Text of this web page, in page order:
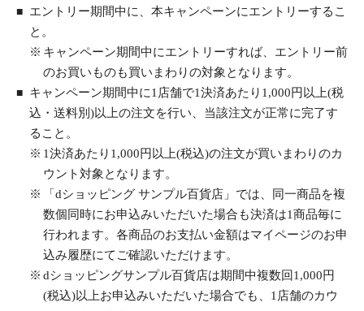
エントリー期間中に、本キャンペーンにエントリーするこ
と。
キャンペーン期間中にエントリーすれば、エントリー前
のお買いものも買いまわりの対象となります。
キャンペーン期間中に1店舗で1決済あたり1,000円以上(税
込・送料別)以上の注文を行い、当該注文が正常に完了す
ること。
1決済あたり1,000円以上(税込)の注文が買いまわりのカ
ウント対象となります。
「dショッピング サンプル百貨店」では、同一商品を複
数個同時にお申込みいただいた場合も決済は1商品毎に
行われます。各商品のお支払い金額はマイページのお申
込み履歴にてご確認いただけます。
dショッピングサンプル百貨店は期間中複数回1,000円
(税込)以上お申込みいただいた場合でも、1店舗のカウ